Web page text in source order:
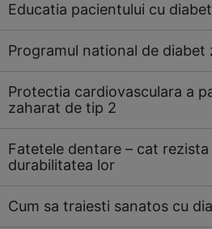
Educatia pacientului cu
Programul national de diabet
Protectia cardiovasculara a
zaharat de tip 2
Fatetele dentare – cat
durabilitatea lor
Cum sa traiesti sanatos cu